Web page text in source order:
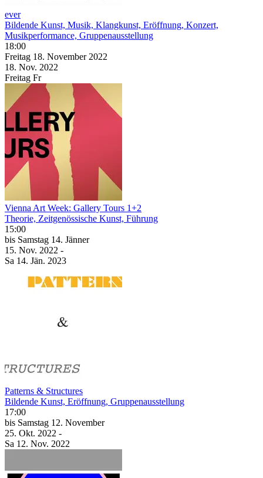
ever
Bildende Kunst, Musik, Klangkunst, Eröffnung, Konzert,
Musikperformance, Gruppenausstellung
18:00
Freitag 18. November 2022
18. Nov. 2022
Freitag Fr
Vienna Art Week: Gallery Tours 1+2
Theorie, Zeitgenössische Kunst, Führung
15:00
bis Samstag 14. Jänner
15. Nov. 2022 -
Sa 14. Jän. 2023
Patterns & Structures
Bildende Kunst, Eröffnung, Gruppenausstellung
17:00
bis Samstag 12. November
25. Okt. 2022 -
Sa 12. Nov. 2022